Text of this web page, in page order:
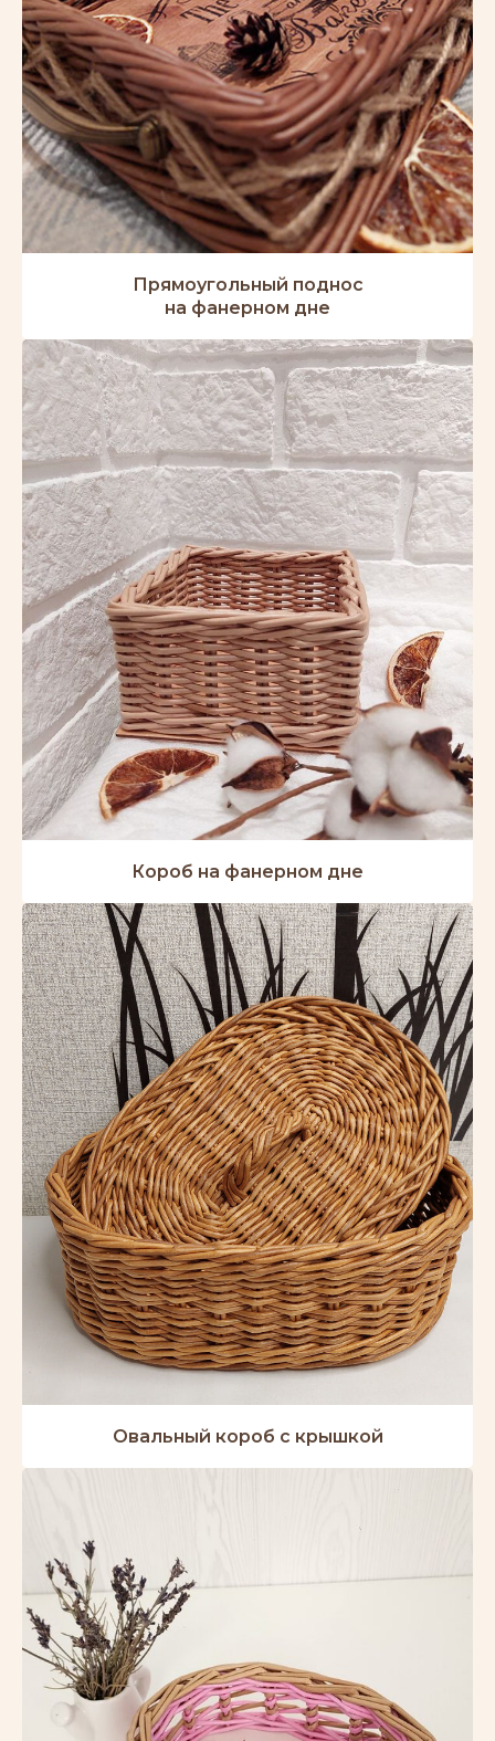
Прямоугольный поднос
на фанерном дне
Короб на фанерном дне
Овальный короб с крышкой